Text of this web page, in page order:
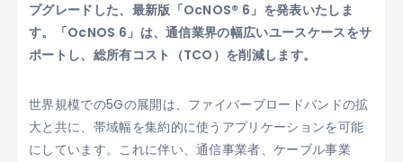
プグレードした、最新版「OcNOS® 6」を発表いたしま
す。「OcNOS 6」は、通信業界の幅広いユースケースをサ
ポートし、総所有コスト（TCO）を削減します。
世界規模での5Gの展開は、ファイバーブロードバンドの拡
大と共に、帯域幅を集約的に使うアプリケーションを可能
にしています。これに伴い、通信事業者、ケーブル事業